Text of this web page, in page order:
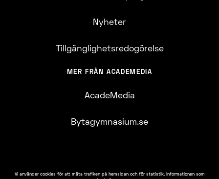
Nyheter
Tillgänglighetsredogörelse
MER FRÅN ACADEMEDIA
AcadeMedia
Bytagymnasium.se
Vi använder cookies för att mäta trafiken på hemsidan och för statistik. Informationen som